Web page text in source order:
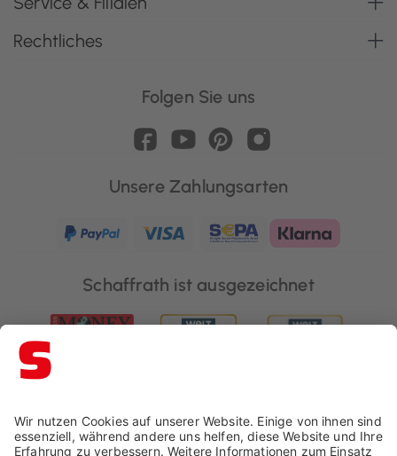
Rechtliches
Folgen Sie uns
Unsere Zahlungsarten
Schaffrath ist ausgezeichnet